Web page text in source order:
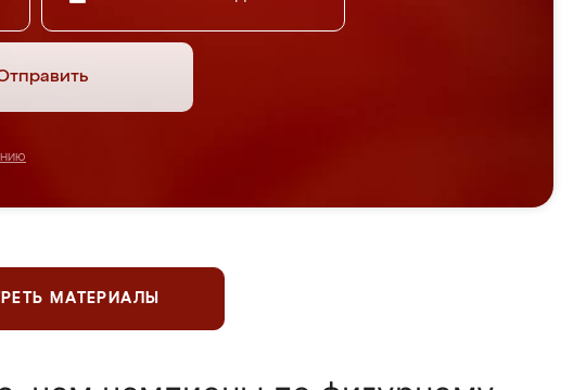
МАТЕРИАЛЫ